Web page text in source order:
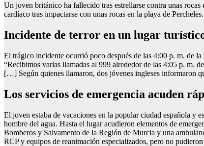
Un joven británico ha fallecido tras estrellarse contra unas
cardíaco tras impactarse con unas rocas en la playa de Percheles.
Incidente de terror en un lugar
El trágico incidente ocurrió poco después de las 4:00 p. m. de
“Recibimos varias llamadas al 999 alrededor de las 4:05 p. m.
[…] Según quienes llamaron, dos jóvenes ingleses informaron
Los servicios de emergencia acuden
El joven estaba de vacaciones en la popular ciudad española y
hombre del agua. Hasta el lugar acudieron elementos de
Bomberos y Salvamento de la Región de Murcia y una
RCP y equipos de reanimación especializados, pero no